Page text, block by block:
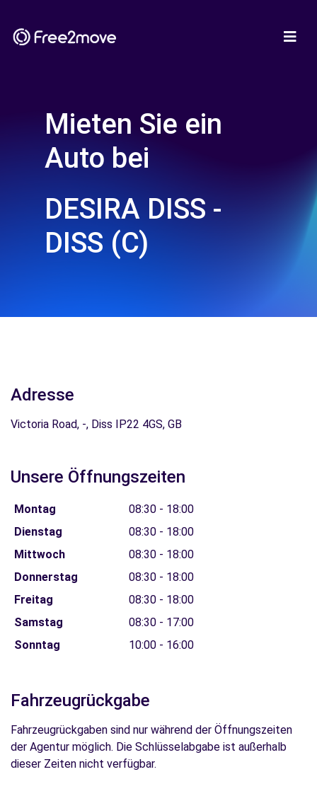
Mieten Sie ein
Auto bei
DESIRA DISS -
DISS (C)
Adresse
Victoria Road, -, Diss IP22 4GS, GB
Unsere Öffnungszeiten
Montag
08:30 - 18:00
Dienstag
08:30 - 18:00
Mittwoch
08:30 - 18:00
Donnerstag
08:30 - 18:00
Freitag
08:30 - 18:00
Samstag
08:30 - 17:00
Sonntag
10:00 - 16:00
Fahrzeugrückgabe
Fahrzeugrückgaben sind nur während der Öffnungszeiten
der Agentur möglich. Die Schlüsselabgabe ist außerhalb
dieser Zeiten nicht verfügbar.